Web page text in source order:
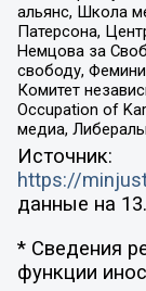
альянс, Школа
Патерсона,
Немцова за
свободу,
Комитет
Occupation of
медиа,
Источник:
https://
данные на
* Сведения
функции